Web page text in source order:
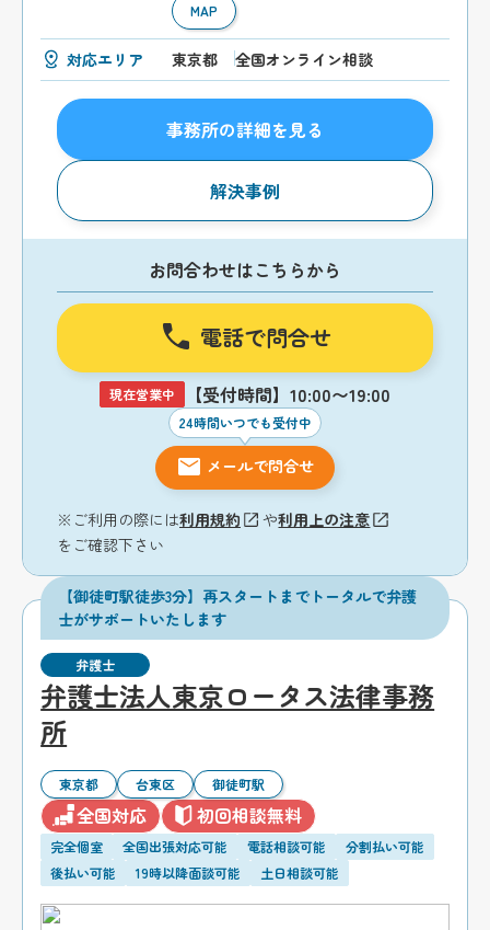
MAP
対応エリア 東京都 全国オンライン相談
事務所の詳細を見る
解決事例
お問合わせはこちらから
電話で問合せ
現在営業中 【受付時間】10:00〜19:00
24時間いつでも受付中
メールで問合せ
※ご利用の際には利用規約 や利用上の注意
をご確認下さい
【御徒町駅徒歩3分】再スタートまでトータルで弁護
士がサポートいたします
弁護士
弁護士法人東京ロータス法律事務
所
東京都 台東区 御徒町駅
全国対応 初回相談無料
完全個室 全国出張対応可能 電話相談可能
分割払い可能
後払い可能
19時以降面談可能 土日相談可能